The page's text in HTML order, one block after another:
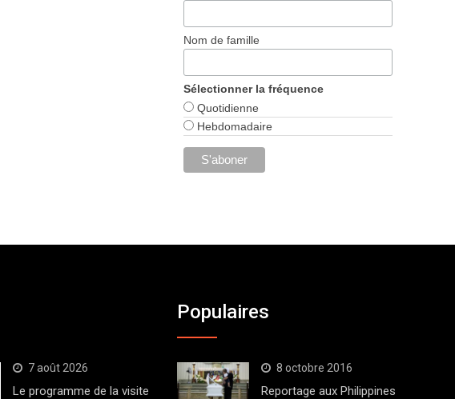
Nom de famille
Sélectionner la fréquence
Quotidienne
Hebdomadaire
7 août 2026
Le programme de la visite
Populaires
8 octobre 2016
Reportage aux Philippines